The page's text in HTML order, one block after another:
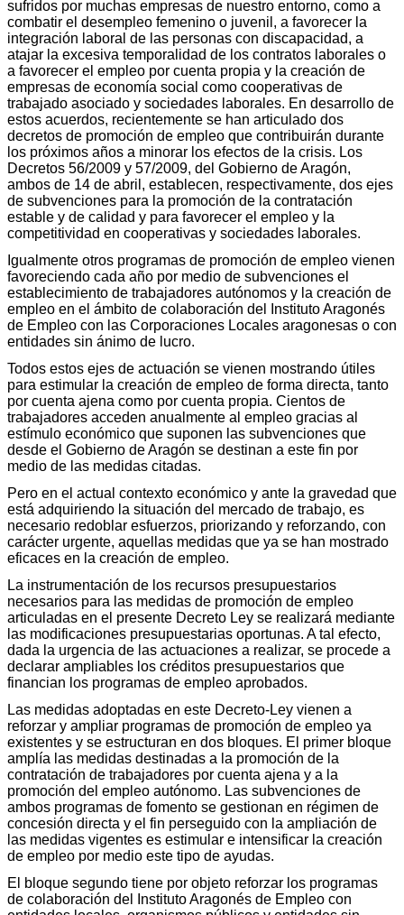
sufridos por muchas empresas de nuestro entorno, como a
combatir el desempleo femenino o juvenil, a favorecer la
integración laboral de las personas con discapacidad, a
atajar la excesiva temporalidad de los contratos laborales o
a favorecer el empleo por cuenta propia y la creación de
empresas de economía social como cooperativas de
trabajado asociado y sociedades laborales. En desarrollo de
estos acuerdos, recientemente se han articulado dos
decretos de promoción de empleo que contribuirán durante
los próximos años a minorar los efectos de la crisis. Los
Decretos 56/2009 y 57/2009, del Gobierno de Aragón,
ambos de 14 de abril, establecen, respectivamente, dos ejes
de subvenciones para la promoción de la contratación
estable y de calidad y para favorecer el empleo y la
competitividad en cooperativas y sociedades laborales.
Igualmente otros programas de promoción de empleo vienen
favoreciendo cada año por medio de subvenciones el
establecimiento de trabajadores autónomos y la creación de
empleo en el ámbito de colaboración del Instituto Aragonés
de Empleo con las Corporaciones Locales aragonesas o con
entidades sin ánimo de lucro.
Todos estos ejes de actuación se vienen mostrando útiles
para estimular la creación de empleo de forma directa, tanto
por cuenta ajena como por cuenta propia. Cientos de
trabajadores acceden anualmente al empleo gracias al
estímulo económico que suponen las subvenciones que
desde el Gobierno de Aragón se destinan a este fin por
medio de las medidas citadas.
Pero en el actual contexto económico y ante la gravedad que
está adquiriendo la situación del mercado de trabajo, es
necesario redoblar esfuerzos, priorizando y reforzando, con
carácter urgente, aquellas medidas que ya se han mostrado
eficaces en la creación de empleo.
La instrumentación de los recursos presupuestarios
necesarios para las medidas de promoción de empleo
articuladas en el presente Decreto Ley se realizará mediante
las modificaciones presupuestarias oportunas. A tal efecto,
dada la urgencia de las actuaciones a realizar, se procede a
declarar ampliables los créditos presupuestarios que
financian los programas de empleo aprobados.
Las medidas adoptadas en este Decreto-Ley vienen a
reforzar y ampliar programas de promoción de empleo ya
existentes y se estructuran en dos bloques. El primer bloque
amplía las medidas destinadas a la promoción de la
contratación de trabajadores por cuenta ajena y a la
promoción del empleo autónomo. Las subvenciones de
ambos programas de fomento se gestionan en régimen de
concesión directa y el fin perseguido con la ampliación de
las medidas vigentes es estimular e intensificar la creación
de empleo por medio este tipo de ayudas.
El bloque segundo tiene por objeto reforzar los programas
de colaboración del Instituto Aragonés de Empleo con